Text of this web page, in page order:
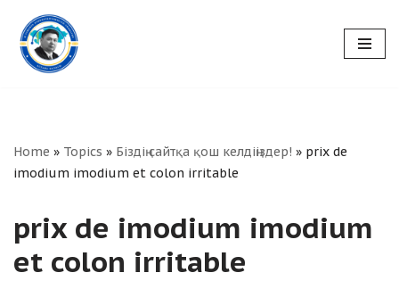
Skip
to
Home » Topics » Біздің сайтқа қош келдіңіздер! » prix de
imodium imodium et colon irritable
prix de imodium imodium
et colon irritable